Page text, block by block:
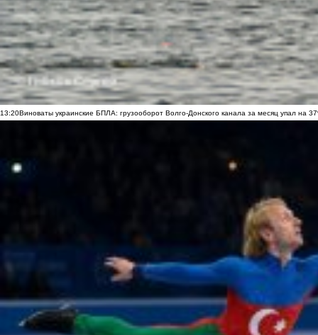
13:20Виноваты украинские БПЛА: грузооборот Волго-Донского канала за месяц упал на